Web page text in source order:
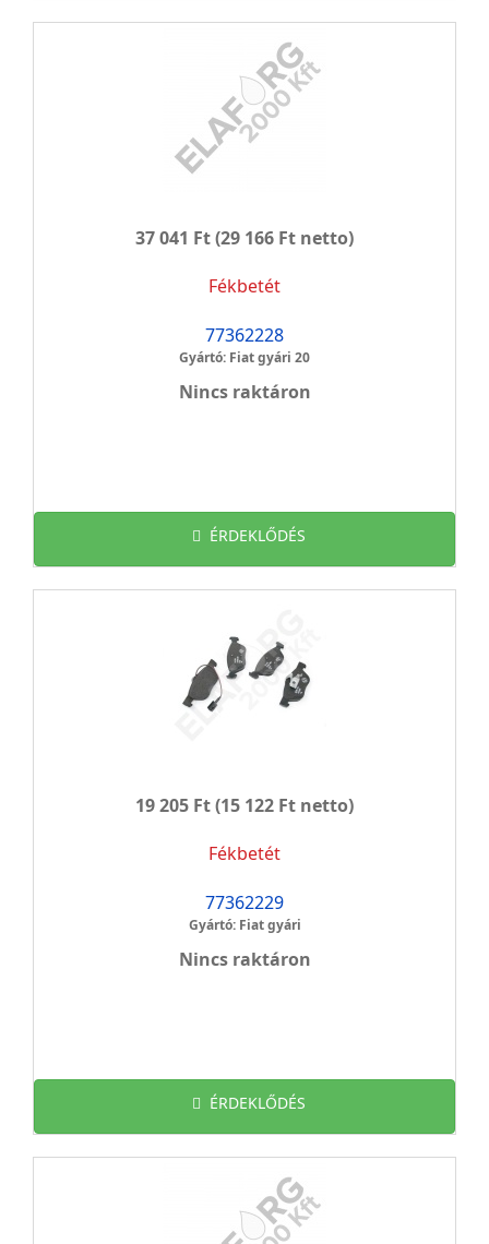
37 041 Ft(29 166 Ft netto)
Fékbetét
77362228
Gyártó: Fiat gyári 20
Nincs raktáron
ÉRDEKLŐDÉS
19 205 Ft(15 122 Ft netto)
Fékbetét
77362229
Gyártó: Fiat gyári
Nincs raktáron
ÉRDEKLŐDÉS